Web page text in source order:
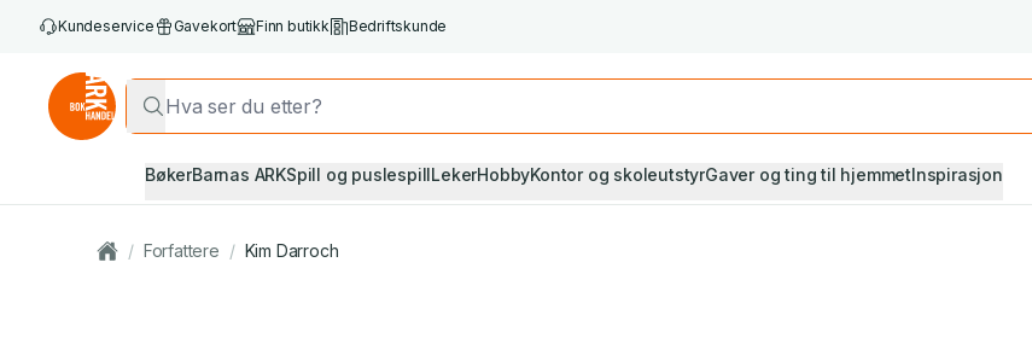
Kundeservice Gavekort Finn butikk Bedriftskunde
BøkerBarnas ARKSpill og puslespillLekerHobbyKontor og skoleutstyrGaver og ting til hjemmetInspirasjon
/ Forfattere / Kim Darroch